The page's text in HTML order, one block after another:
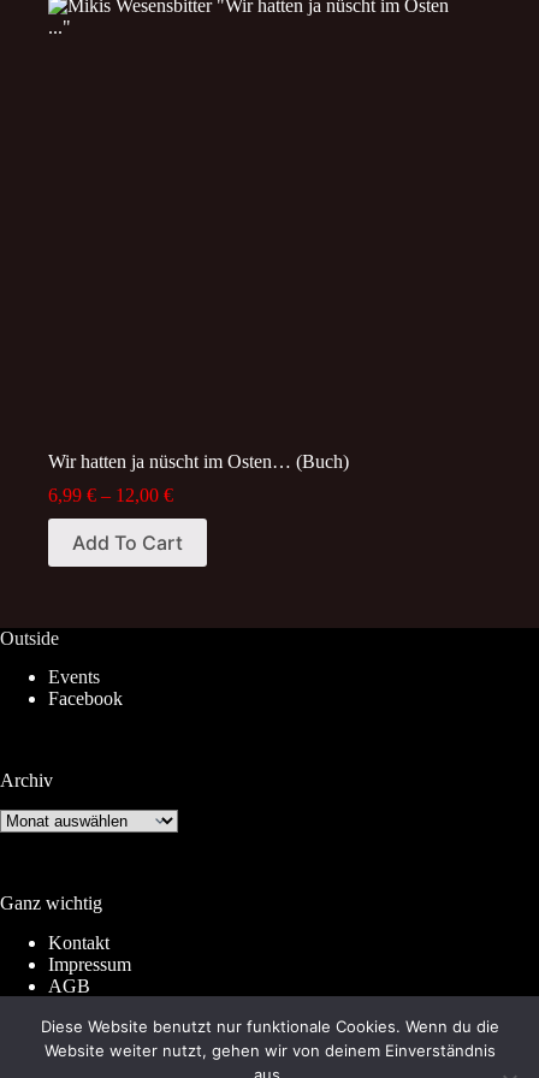
Wir hatten ja nüscht im Osten… (Buch)
6,99 € – 12,00 €Price
range:
6,99 €
Add To Cart
This
product
has
The
may
be
product
page
Outside
Events
Facebook
Archiv
Archiv
Ganz wichtig
Kontakt
Impressum
AGB
Datenschutz
Diese Website benutzt nur funktionale Cookies. Wenn du die
Website weiter nutzt, gehen wir von deinem Einverständnis